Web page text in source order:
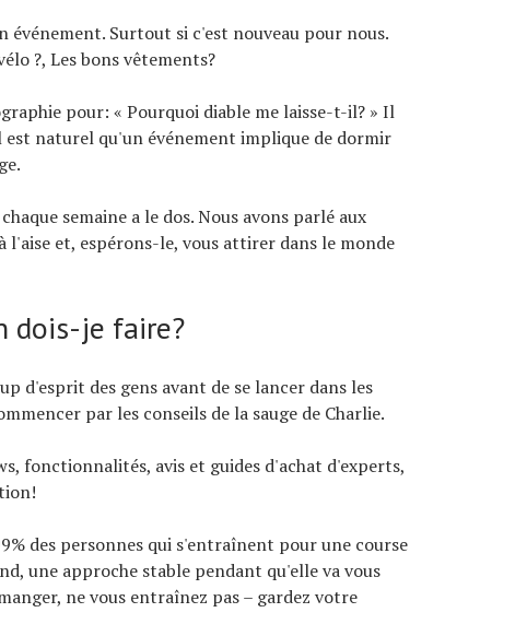
événement. Surtout si c'est nouveau pour nous.
?, Les bons vêtements?
pour: « Pourquoi diable me laisse-t-il? » Il
naturel qu'un événement implique de dormir
semaine a le dos. Nous avons parlé aux
l'aise et, espérons-le, vous attirer dans le monde
dois-je faire?
d'esprit des gens avant de se lancer dans les
par les conseils de la sauge de Charlie.
fonctionnalités, avis et guides d'achat d'experts,
des personnes qui s'entraînent pour une course
une approche stable pendant qu'elle va vous
ne vous entraînez pas – gardez votre